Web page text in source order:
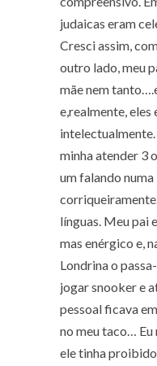
judaicas eram
Cresci assim,
outro lado, meu
mãe nem
e,realmente, eles
intelectualmente.
minha atender 3
um falando
línguas. Meu pai
mas enérgico e,
Londrina o
jogar snooker e
pessoal ficava
no meu taco… Eu
ele tinha